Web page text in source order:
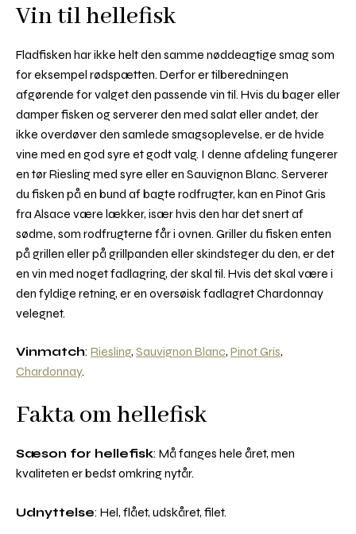
Vin til hellefisk
Fladfisken har ikke helt den samme nøddeagtige smag som
for eksempel rødspætten. Derfor er tilberedningen
afgørende for valget den passende vin til. Hvis du bager eller
damper fisken og serverer den med salat eller andet, der
ikke overdøver den samlede smagsoplevelse, er de hvide
vine med en god syre et godt valg. I denne afdeling fungerer
en tør Riesling med syre eller en Sauvignon Blanc. Serverer
du fisken på en bund af bagte rodfrugter, kan en Pinot Gris
fra Alsace være lækker, især hvis den har det snert af
sødme, som rodfrugterne får i ovnen. Griller du fisken enten
på grillen eller på grillpanden eller skindsteger du den, er det
en vin med noget fadlagring, der skal til. Hvis det skal være i
den fyldige retning, er en oversøisk fadlagret Chardonnay
velegnet.
Vinmatch: Riesling, Sauvignon Blanc, Pinot Gris,
Chardonnay.
Fakta om hellefisk
Sæson for hellefisk: Må fanges hele året, men
kvaliteten er bedst omkring nytår.
Udnyttelse: Hel, flået, udskåret, filet.